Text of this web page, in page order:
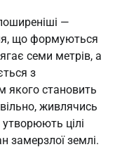
—
що формуються
семи метрів, а
з
якого становить
живлячись
цілі
замерзлої землі.